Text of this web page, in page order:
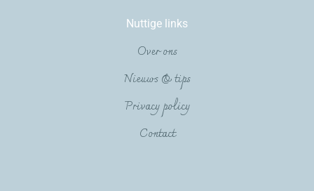
Nuttige links
Over ons
Nieuws & tips
Privacy policy
Contact